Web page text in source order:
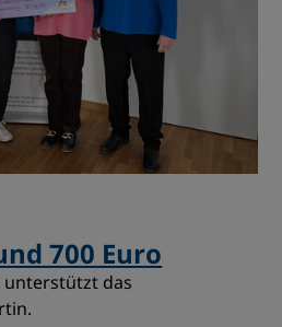
700 Euro
das